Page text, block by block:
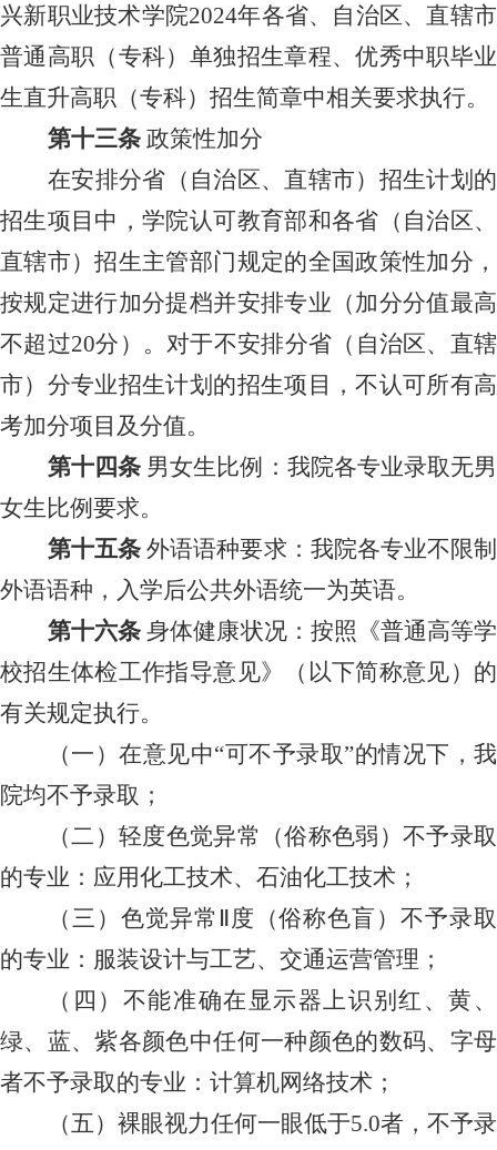
兴新职业技术学院2024年各省、自治区、直辖市
普通高职（专科）单独招生章程、优秀中职毕业
生直升高职（专科）招生简章中相关要求执行。
第十三条 政策性加分
在安排分省（自治区、直辖市）招生计划的
招生项目中，学院认可教育部和各省（自治区、
直辖市）招生主管部门规定的全国政策性加分，
按规定进行加分提档并安排专业（加分分值最高
不超过20分）。对于不安排分省（自治区、直辖
市）分专业招生计划的招生项目，不认可所有高
考加分项目及分值。
第十四条 男女生比例：我院各专业录取无男
女生比例要求。
第十五条 外语语种要求：我院各专业不限制
外语语种，入学后公共外语统一为英语。
第十六条 身体健康状况：按照《普通高等学
校招生体检工作指导意见》
（ 以下简称意见） 的
有关规定执行。
（一 ）在意见中“可不予录取”的情况下，我
院均不予录取；
（二）轻度色觉异常（俗称色弱）不予录取
的专业：应用化工技术、石油化工技术；
（三）色觉异常 Ⅱ度（俗称色盲）不予录取
的专业：服装设计与工艺、交通运营管理；
（四）不能准确在显示器上识别红、黄、
绿、蓝、紫各颜色中任何一种颜色的数码、字母
者不予录取的专业：计算机网络技术；
（五）裸眼视力任何一眼低于5.0者，不予录